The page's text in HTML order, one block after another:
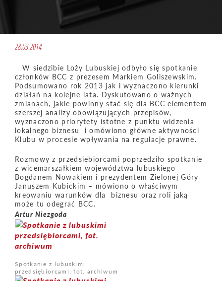
28.03.2014
W siedzibie Loży Lubuskiej odbyło się spotkanie
członków BCC z prezesem Markiem Goliszewskim.
Podsumowano rok 2013 jak i wyznaczono kierunki
działań na kolejne lata. Dyskutowano o ważnych
zmianach, jakie powinny stać się dla BCC elementem
szerszej analizy obowiązujących przepisów,
wyznaczono priorytety istotne z punktu widzenia
lokalnego biznesu i omówiono główne aktywności
Klubu w procesie wpływania na regulacje prawne.
Rozmowy z przedsiębiorcami poprzedziło spotkanie
z wicemarszałkiem województwa lubuskiego
Bogdanem Nowakiem i prezydentem Zielonej Góry
Januszem Kubickim – mówiono o właściwym
kreowaniu warunków dla biznesu oraz roli jaką
może tu odegrać BCC.
Artur Niezgoda
Spotkanie z lubuskimi
przedsiębiorcami, fot. archiwum